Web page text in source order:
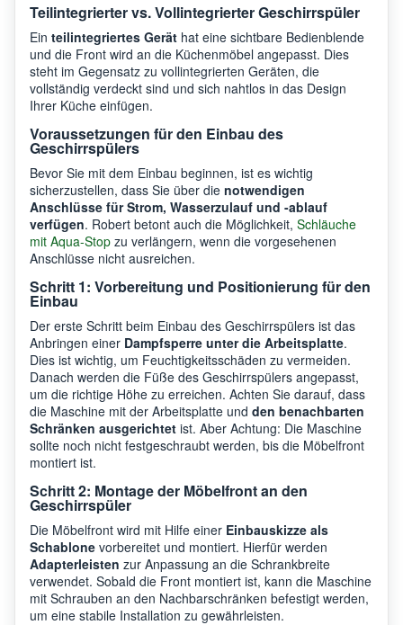
Teilintegrierter vs. Vollintegrierter Geschirrspüler
Ein teilintegriertes Gerät hat eine sichtbare Bedienblende
und die Front wird an die Küchenmöbel angepasst. Dies
steht im Gegensatz zu vollintegrierten Geräten, die
vollständig verdeckt sind und sich nahtlos in das Design
Ihrer Küche einfügen.
Voraussetzungen für den Einbau des
Geschirrspülers
Bevor Sie mit dem Einbau beginnen, ist es wichtig
sicherzustellen, dass Sie über die notwendigen
Anschlüsse für Strom, Wasserzulauf und -ablauf
verfügen. Robert betont auch die Möglichkeit, Schläuche
mit Aqua-Stop zu verlängern, wenn die vorgesehenen
Anschlüsse nicht ausreichen.
Schritt 1: Vorbereitung und Positionierung für den
Einbau
Der erste Schritt beim Einbau des Geschirrspülers ist das
Anbringen einer Dampfsperre unter die Arbeitsplatte.
Dies ist wichtig, um Feuchtigkeitsschäden zu vermeiden.
Danach werden die Füße des Geschirrspülers angepasst,
um die richtige Höhe zu erreichen. Achten Sie darauf, dass
die Maschine mit der Arbeitsplatte und den benachbarten
Schränken ausgerichtet ist. Aber Achtung: Die Maschine
sollte noch nicht festgeschraubt werden, bis die Möbelfront
montiert ist.
Schritt 2: Montage der Möbelfront an den
Geschirrspüler
Die Möbelfront wird mit Hilfe einer Einbauskizze als
Schablone vorbereitet und montiert. Hierfür werden
Adapterleisten zur Anpassung an die Schrankbreite
verwendet. Sobald die Front montiert ist, kann die Maschine
mit Schrauben an den Nachbarschränken befestigt werden,
um eine stabile Installation zu gewährleisten.